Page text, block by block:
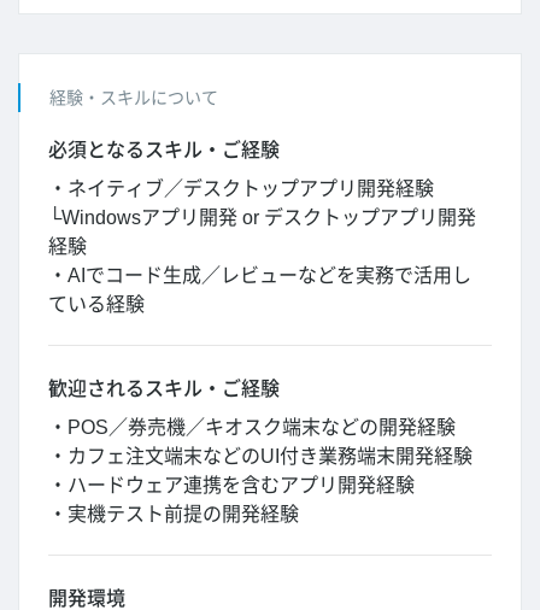
経験・スキルについて
必須となるスキル・ご経験
・ネイティブ／デスクトップアプリ開発経験
└Windowsアプリ開発 or デスクトップアプリ開発
経験
・AIでコード生成／レビューなどを実務で活用し
ている経験
歓迎されるスキル・ご経験
・POS／券売機／キオスク端末などの開発経験
・カフェ注文端末などのUI付き業務端末開発経験
・ハードウェア連携を含むアプリ開発経験
・実機テスト前提の開発経験
開発環境